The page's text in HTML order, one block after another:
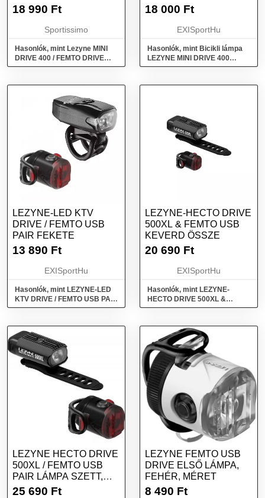
SZETT, PIROS, MÉRET
18 990 Ft
Sportissimo
Hasonlók, mint Lezyne MINI
DRIVE 400 / FEMTO DRIVE
Kerékpárlámpa szett, piros,
18 000 Ft
EXISportHu
Hasonlók, mint Bicikli lámpa
LEZYNE MINI DRIVE 400
FEMTO DRIVE PAIR
LEZYNE-LED KTV
DRIVE / FEMTO USB
PAIR FEKETE
13 890 Ft
EXISportHu
Hasonlók, mint LEZYNE-LED
KTV DRIVE / FEMTO USB PAIR
Fekete
LEZYNE-HECTO DRIVE
500XL & FEMTO USB
KEVERD ÖSSZE
20 690 Ft
EXISportHu
Hasonlók, mint LEZYNE-
HECTO DRIVE 500XL &
FEMTO USB Keverd össze
LEZYNE HECTO DRIVE
500XL / FEMTO USB
PAIR LÁMPA SZETT,
FEKETE, MÉRET
25 690 Ft
LEZYNE FEMTO USB
DRIVE ELSŐ LÁMPA,
FEHÉR, MÉRET
8 490 Ft